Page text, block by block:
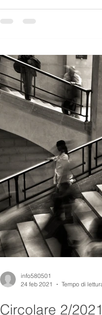
Circolare 2/2021
info580501
24 feb 2021
Tempo di